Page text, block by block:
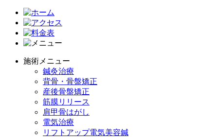
施術メニュー
鍼灸治療
背骨・骨盤矯正
産後骨盤矯正
筋膜リリース
肩甲骨はがし
電気治療
リフトアップ電気美容鍼